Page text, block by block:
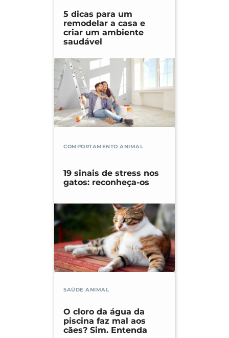
5 dicas para um
remodelar a casa e
criar um ambiente
saudável
COMPORTAMENTO ANIMAL
19 sinais de stress nos
gatos: reconheça-os
SAÚDE ANIMAL
O cloro da água da
piscina faz mal aos
cães? Sim. Entenda